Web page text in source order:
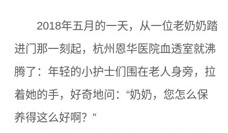
2018年五月的一天，从一位老奶奶踏
进门那一刻起，杭州恩华医院血透室就沸
腾了：年轻的小护士们围在老人身旁，拉
着她的手，好奇地问：“奶奶，您怎么保
养得这么好啊？”